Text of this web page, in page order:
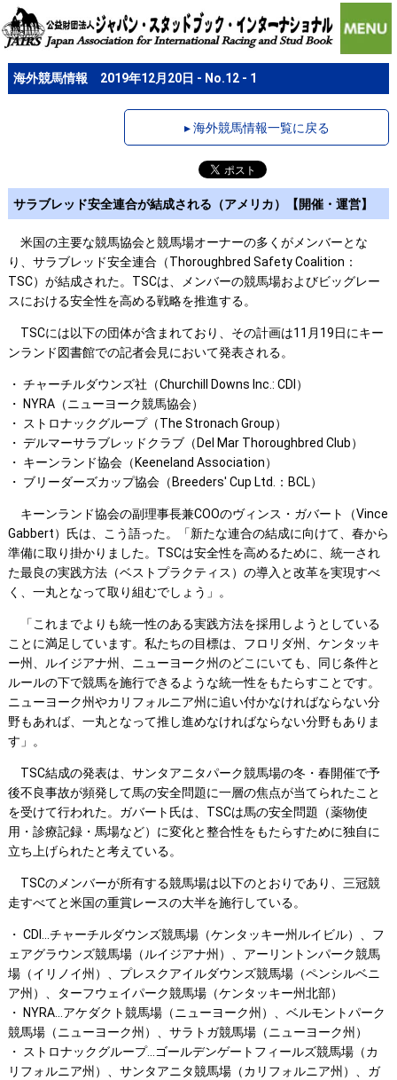
海外競馬情報 2019年12月20日 - No.12 - 1
▸ 海外競馬情報一覧に戻る
サラブレッド安全連合が結成される（アメリカ）【開催・運営】
米国の主要な競馬協会と競馬場オーナーの多くがメンバーとな
り、サラブレッド安全連合（Thoroughbred Safety Coalition：
TSC）が結成された。TSCは、メンバーの競馬場およびビッグレー
スにおける安全性を高める戦略を推進する。
TSCには以下の団体が含まれており、その計画は11月19日にキー
ンランド図書館での記者会見において発表される。
・ チャーチルダウンズ社（Churchill Downs Inc.: CDI）
・ NYRA（ニューヨーク競馬協会）
・ ストロナックグループ（The Stronach Group）
・ デルマーサラブレッドクラブ（Del Mar Thoroughbred Club）
・ キーンランド協会（Keeneland Association）
・ ブリーダーズカップ協会（Breeders' Cup Ltd.：BCL）
キーンランド協会の副理事長兼COOのヴィンス・ガバート（Vince
Gabbert）氏は、こう語った。「新たな連合の結成に向けて、春から
準備に取り掛かりました。TSCは安全性を高めるために、統一され
た最良の実践方法（ベストプラクティス）の導入と改革を実現すべ
く、一丸となって取り組むでしょう」。
「これまでよりも統一性のある実践方法を採用しようとしている
ことに満足しています。私たちの目標は、フロリダ州、ケンタッキ
ー州、ルイジアナ州、ニューヨーク州のどこにいても、同じ条件と
ルールの下で競馬を施行できるような統一性をもたらすことです。
ニューヨーク州やカリフォルニア州に追い付かなければならない分
野もあれば、一丸となって推し進めなければならない分野もありま
す」。
TSC結成の発表は、サンタアニタパーク競馬場の冬・春開催で予
後不良事故が頻発して馬の安全問題に一層の焦点が当てられたこと
を受けて行われた。ガバート氏は、TSCは馬の安全問題（薬物使
用・診療記録・馬場など）に変化と整合性をもたらすために独自に
立ち上げられたと考えている。
TSCのメンバーが所有する競馬場は以下のとおりであり、三冠競
走すべてと米国の重賞レースの大半を施行している。
・ CDI...チャーチルダウンズ競馬場（ケンタッキー州ルイビル）、フ
ェアグラウンズ競馬場（ルイジアナ州）、アーリントンパーク競馬
場（イリノイ州）、プレスクアイルダウンズ競馬場（ペンシルベニ
ア州）、ターフウェイパーク競馬場（ケンタッキー州北部）
・ NYRA...アケダクト競馬場（ニューヨーク州）、ベルモントパーク
競馬場（ニューヨーク州）、サラトガ競馬場（ニューヨーク州）
・ ストロナックグループ...ゴールデンゲートフィールズ競馬場（カ
リフォルニア州）、サンタアニタ競馬場（カリフォルニア州）、ガ